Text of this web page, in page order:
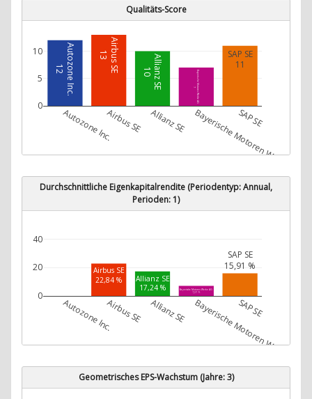
Qualitäts-Score
Autozone Inc.
12 Airbus SE
13 Allianz SE
10 Bayerische Motoren Werke AG
SAP SE
11
Autozone Inc.Airbus SE Allianz SE Bayerische Motoren Werke AG
SAP SE
0
5
10
Durchschnittliche Eigenkapitalrendite (Periodentyp: Annual,
Perioden: 1)
Airbus SE
22,84 % Allianz SE
17,24 %
Bayerische Motoren Werke AG
7,07 %
SAP SE
15,91 %
Autozone Inc.Airbus SE Allianz SE Bayerische Motoren Werke AG
SAP SE
0
20
40
Geometrisches EPS-Wachstum (Jahre: 3)